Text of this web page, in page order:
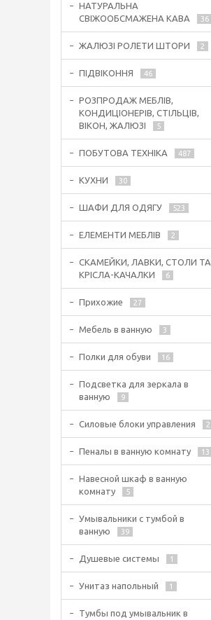
НАТУРАЛЬНА
СВІЖООБСМАЖЕНА КАВА
36
ЖАЛЮЗІ РОЛЕТИ ШТОРИ 2
ПІДВІКОННЯ 46
РОЗПРОДАЖ МЕБЛІВ,
КОНДИЦІОНЕРІВ, СТІЛЬЦІВ,
ВІКОН, ЖАЛЮЗІ
5
ПОБУТОВА ТЕХНІКА 487
КУХНИ 30
ШАФИ ДЛЯ ОДЯГУ 523
ЕЛЕМЕНТИ МЕБЛІВ 2
СКАМЕЙКИ, ЛАВКИ, СТОЛИ ТА
КРІСЛА-КАЧАЛКИ
6
Прихожие 27
Мебель в ванную 3
Полки для обуви 16
Подсветка для зеркала в
ванную
9
Силовые блоки управления 2
Пеналы в ванную комнату 13
Навесной шкаф в ванную
комнату
5
Умывальники с тумбой в
ванную
39
Душевые системы 1
Унитаз напольный 1
Тумбы под умывальник в